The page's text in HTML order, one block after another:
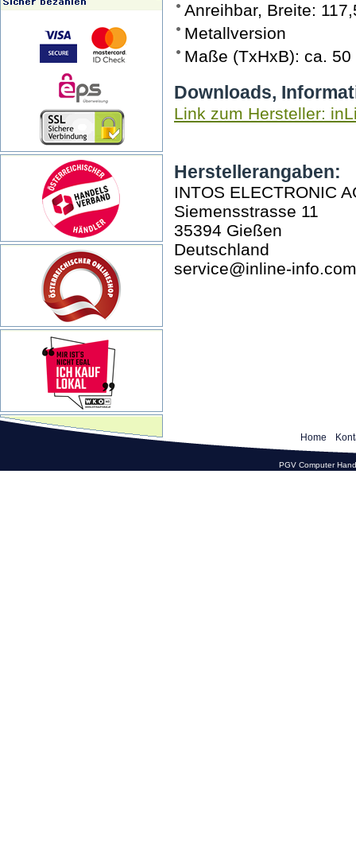
Anreihbar, Breite:
Metallversion
Maße (TxHxB): ca.
Downloads,
Link zum Hersteller:
Herstellerangaben:
INTOS ELECTRONIC
Siemensstrasse 11
35394 Gießen
Deutschland
service@inline-info.com
Home
PGV Computer